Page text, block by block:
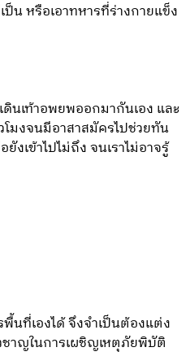
น หรือเอาทหารที่ร่างกายแข็ง
นเท้าอพยพออกมากันเอง และ
มงจนมีอาสาสมัครไปช่วยทัน
เข้าไปไม่ถึง จนเราไม่อาจรู้
นที่เองได้ จึงจำเป็นต้องแต่ง
าญในการเผชิญเหตุภัยพิบัติ